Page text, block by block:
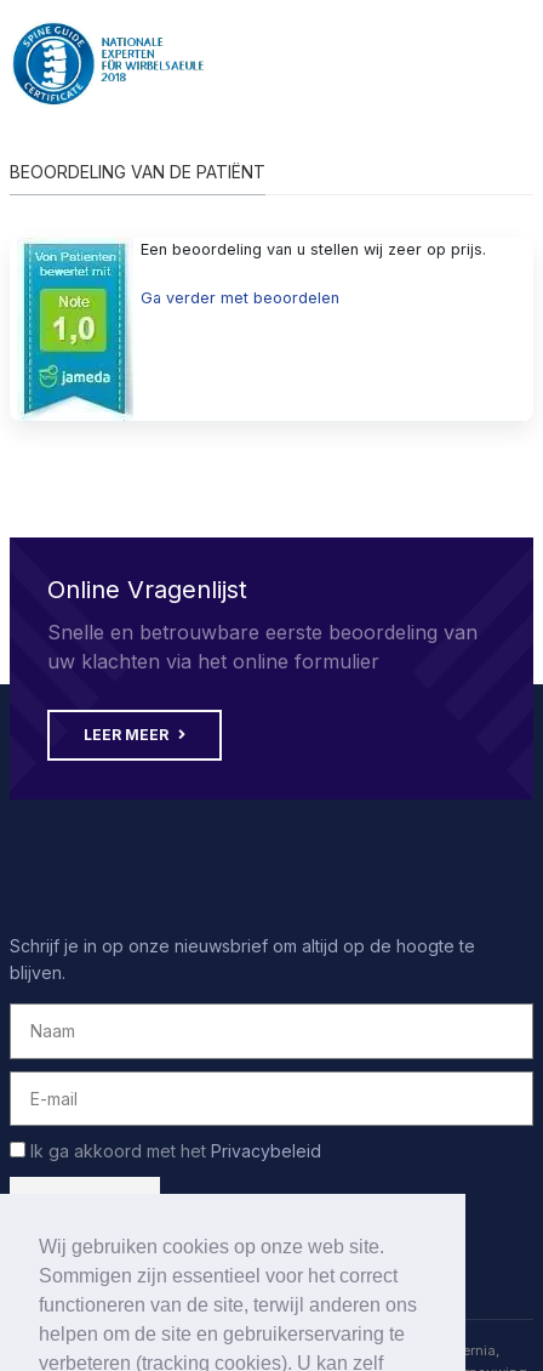
Wij gebruiken cookies op onze web site.
Sommigen zijn essentieel voor het correct
functioneren van de site, terwijl anderen ons
helpen om de site en gebruikerservaring te
verbeteren (tracking cookies). U kan zelf
BEOORDELING VAN DE PATIËNT
Een beoordeling van u stellen wij zeer op prijs.
Ga verder met beoordelen
Online Vragenlijst
Snelle en betrouwbare eerste beoordeling van
uw klachten via het online formulier
LEER MEER
Schrijf je in op onze nieuwsbrief om altijd op de hoogte te
blijven.
Ik ga akkoord met het Privacybeleid
apex
- uw specialisten voor rugpijn, nekpijn, hernia,